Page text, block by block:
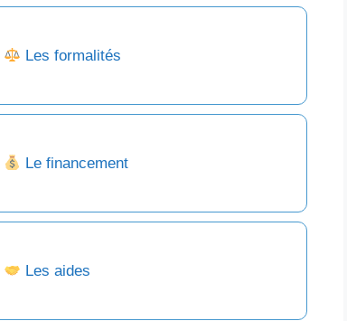
Les formalités
Le financement
Les aides